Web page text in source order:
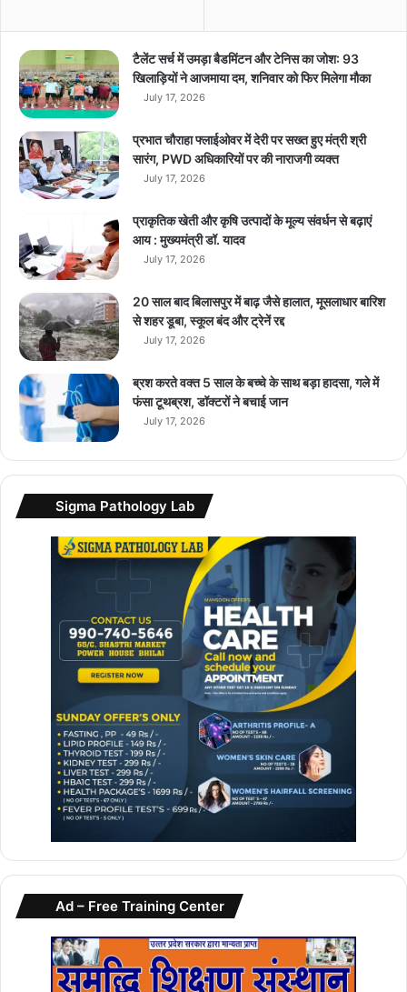
!
ब्र
ह्मो
स
द
ण
पू
र्व
या
ई
म
ध्य
पू
र्वी
शों
को
मि
इ
लों
की
टैलेंट सर्च में उमड़ा बैडमिंटन और टेनिस का जोश: 93
खिलाड़ियों ने आजमाया दम, शनिवार को फिर मिलेगा मौका
July 17, 2026
प्रभात चौराहा फ्लाईओवर में देरी पर सख्त हुए मंत्री श्री
सारंग, PWD अधिकारियों पर की नाराजगी व्यक्त
July 17, 2026
प्राकृतिक खेती और कृषि उत्पादों के मूल्य संवर्धन से बढ़ाएं
आय : मुख्यमंत्री डॉ. यादव
July 17, 2026
20 साल बाद बिलासपुर में बाढ़ जैसे हालात, मूसलाधार बारिश
से शहर डूबा, स्कूल बंद और ट्रेनें रद्द
July 17, 2026
ब्रश करते वक्त 5 साल के बच्चे के साथ बड़ा हादसा, गले में
फंसा टूथब्रश, डॉक्टरों ने बचाई जान
July 17, 2026
Sigma Pathology Lab
Ad – Free Training Center